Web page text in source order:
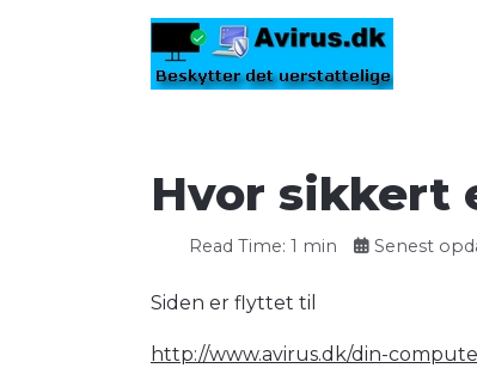
Hvor sikkert
Read Time: 1 min Senest
Siden er flyttet til
http://www.avirus.dk/din-